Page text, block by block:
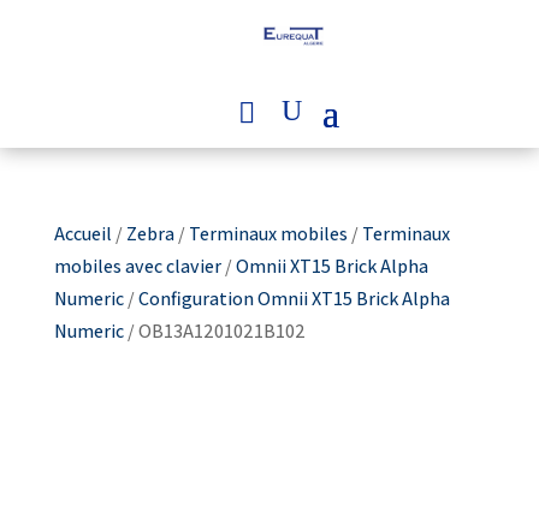
Accueil /Zebra/Terminaux mobiles /Terminaux
mobiles avec clavier/Omnii XT15 Brick Alpha
Numeric/Configuration Omnii XT15 Brick Alpha
Numeric/ OB13A1201021B102